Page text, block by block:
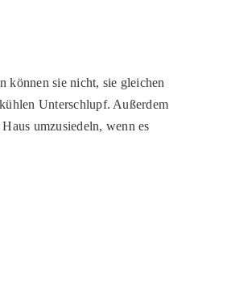
können sie nicht, sie gleichen
Unterschlupf. Außerdem
umzusiedeln, wenn es